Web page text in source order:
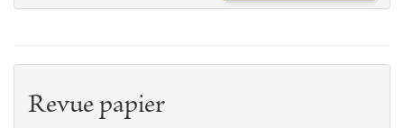
Revue papier